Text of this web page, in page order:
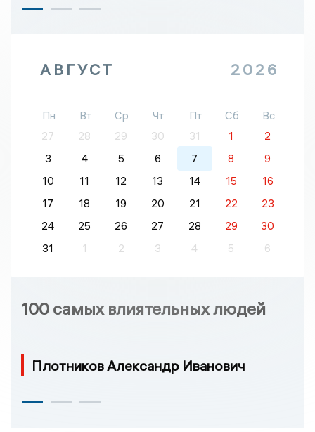
АВГУСТ 2026
Пн Вт Ср Чт Пт Сб
Вс
27
28 29 30 31 1
2
3
4 5 6 7 8
9
10
11 12 13 14 15
16
17
18 19 20 21 22
23
24
25 26 27 28 29
30
31
1 2 3 4 5 6
100 самых влиятельных людей
Плотников Александр Иванович